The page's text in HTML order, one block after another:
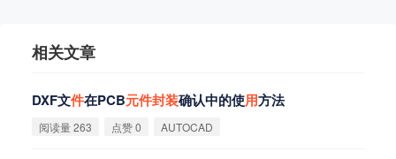
相关文章
DXF文件在PCB元件封装确认中的使用方法
阅读量 263 点赞 0 AUTOCAD